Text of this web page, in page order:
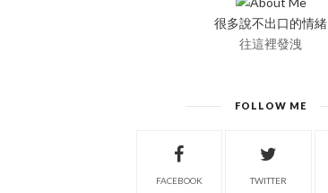
很多說不出口的情緒
往這裡發洩
FOLLOW ME
FACEBOOK TWITTER